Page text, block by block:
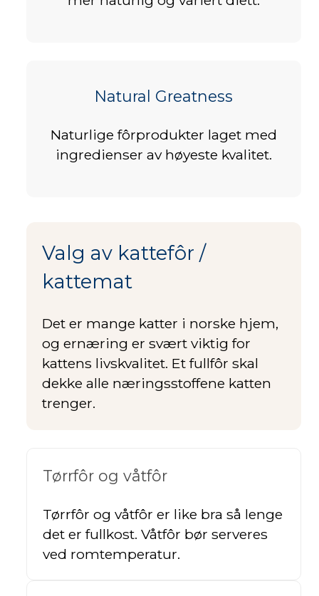
Natural Greatness
Naturlige fôrprodukter laget med
ingredienser av høyeste kvalitet.
Valg av kattefôr /
kattemat
Det er mange katter i norske hjem,
og ernæring er svært viktig for
kattens livskvalitet. Et fullfôr skal
dekke alle næringsstoffene katten
trenger.
Tørrfôr og våtfôr
Tørrfôr og våtfôr er like bra så lenge
det er fullkost. Våtfôr bør serveres
ved romtemperatur.